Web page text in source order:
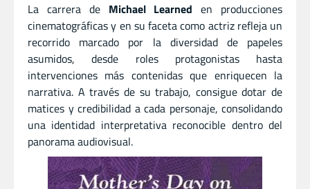
La carrera de Michael Learned en producciones
cinematográficas y en su faceta como actriz refleja un
recorrido marcado por la diversidad de papeles
asumidos, desde roles protagonistas hasta
intervenciones más contenidas que enriquecen la
narrativa. A través de su trabajo, consigue dotar de
matices y credibilidad a cada personaje, consolidando
una identidad interpretativa reconocible dentro del
panorama audiovisual.